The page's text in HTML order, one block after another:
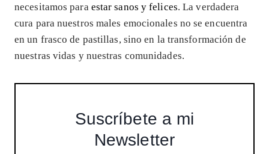
necesitamos para estar sanos y felices. La verdadera
cura para nuestros males emocionales no se encuentra
en un frasco de pastillas, sino en la transformación de
nuestras vidas y nuestras comunidades.
Suscríbete a mi
Newsletter